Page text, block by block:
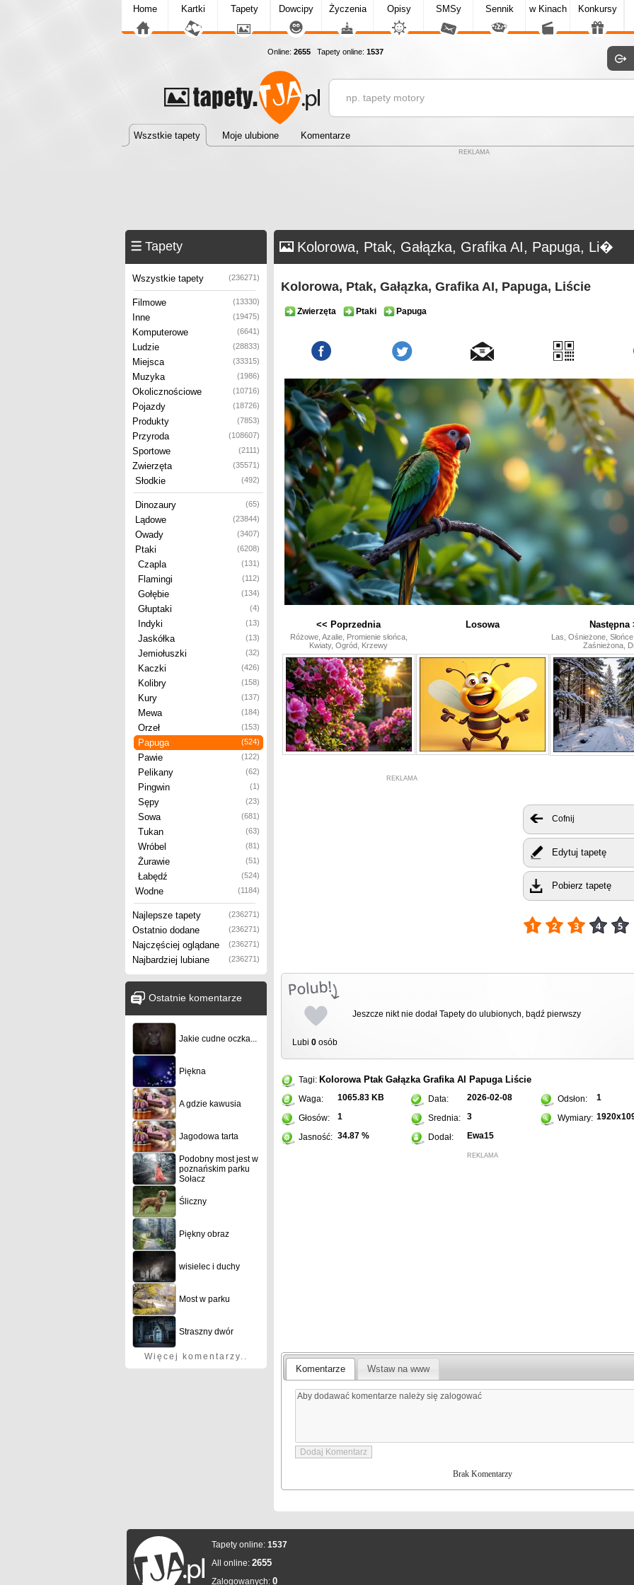
Home Kartki Tapety Dowcipy Życzenia Opisy SMSy Sennik w Kinach Konkursy
Online: 2655 Tapety online: 1537
Wszstkie tapety Moje ulubione Komentarze
REKLAMA
Tapety
Wszystkie tapety (236271)
Filmowe (13330)
Inne (19475)
Komputerowe (6641)
Ludzie (28833)
Miejsca (33315)
Muzyka (1986)
Okolicznościowe (10716)
Pojazdy (18726)
Produkty (7853)
Przyroda (108607)
Sportowe (2111)
Zwierzęta (35571)
Słodkie (492)
Dinozaury (65)
Lądowe (23844)
Owady (3407)
Ptaki (6208)
Czapla (131)
Flamingi (112)
Gołębie (134)
Głuptaki (4)
Indyki (13)
Jaskółka (13)
Jemiołuszki (32)
Kaczki (426)
Kolibry (158)
Kury (137)
Mewa (184)
Orzeł (153)
Papuga (524)
Pawie (122)
Pelikany (62)
Pingwin (1)
Sępy (23)
Sowa (681)
Tukan (63)
Wróbel (81)
Żurawie (51)
Łabędź (524)
Wodne (1184)
Najlepsze tapety (236271)
Ostatnio dodane (236271)
Najczęściej oglądane (236271)
Najbardziej lubiane (236271)
Ostatnie komentarze
Jakie cudne oczka...
Piękna
A gdzie kawusia
Jagodowa tarta
Podobny most jest w
poznańskim parku
Sołacz
Śliczny
Piękny obraz
wisielec i duchy
Most w parku
Straszny dwór
Więcej komentarzy..
Kolorowa, Ptak, Gałązka, Grafika AI, Papuga, Li�
Kolorowa, Ptak, Gałązka, Grafika AI, Papuga, Liście
Zwierzęta Ptaki Papuga
<< Poprzednia
Różowe, Azalie, Promienie słońca,
Kwiaty, Ogród, Krzewy
Losowa Następna
Las, Ośnieżone,
Zaśnieżona,
REKLAMA
Cofnij
Edytuj tapetę
Pobierz tapetę
Lubi 0 osób
Jeszcze nikt nie dodał Tapety do ulubionych, bądź pierwszy
Tagi: Kolorowa Ptak Gałązka Grafika AI Papuga Liście
Waga: 1065.83 KB Data: 2026-02-08 Odsłon: 1
Głosów: 1 Srednia: 3 Wymiary:
Jasność: 34.87 % Dodał: Ewa15
REKLAMA
Komentarze Wstaw na www
Brak Komentarzy
Tapety online: 1537
All online: 2655
Zalogowanych: 0